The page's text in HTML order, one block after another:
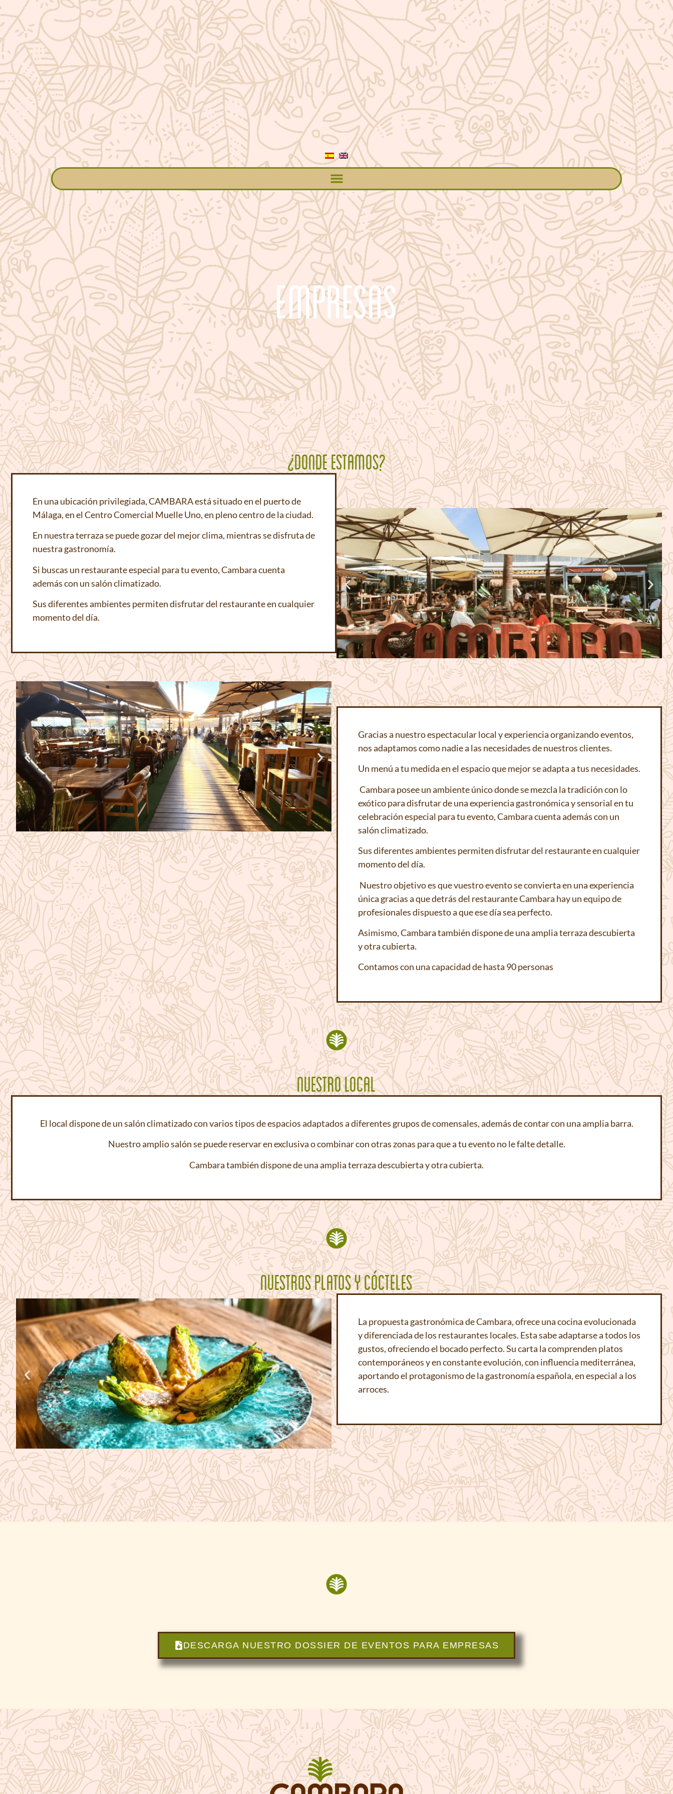
Empresas
¿DONDE ESTAMOS?
En una ubicación privilegiada, CAMBARA está situado en el puerto de
Málaga, en el Centro Comercial Muelle Uno, en pleno centro de la ciudad.
En nuestra terraza se puede gozar del mejor clima, mientras se disfruta de
nuestra gastronomía.
Si buscas un restaurante especial para tu evento, Cambara cuenta
además con un salón climatizado.
Sus diferentes ambientes permiten disfrutar del restaurante en cualquier
momento del día.
Gracias a nuestro espectacular local yexperiencia organizando eventos,
nos adaptamos como nadie a las necesidades de nuestros clientes.
Un menú a tu medida en el espacio que mejor se adapta a tus necesidades.
Cambara posee un ambiente único donde se mezcla la tradición con lo
exótico para disfrutar de una experiencia gastronómica y sensorial en tu
celebraciónespecial para tu evento, Cambara cuenta además con un
salón climatizado.
Sus diferentes ambientes permiten disfrutar del restaurante en cualquier
momento del día.
Nuestro objetivo es que vuestro evento se convierta en una experiencia
única gracias a que detrás del restaurante Cambara hay un equipo de
profesionales dispuesto a que ese día sea perfecto.
Asimismo, Cambara también dispone de una amplia terraza descubierta
y otra cubierta.
Contamos con una capacidad de hasta 90 personas
NUESTRO LOCAL
El local dispone de un salón climatizado con varios tipos de espacios adaptados a diferentes grupos de comensales, además de contar con una amplia barra.
Nuestro amplio salón se puede reservar en exclusiva o combinar con otras zonas para que a tu evento no le falte detalle.
Cambara también dispone de una amplia terraza descubierta y otra cubierta.
NUESTROS PLATOS Y CÓCTELES
La propuesta gastronómica de Cambara, ofrece una cocina evolucionada
y diferenciada de los restaurantes locales. Esta sabe adaptarse a todos los
gustos, ofreciendo el bocado perfecto. Su carta la comprenden platos
contemporáneos y en constante evolución, con influencia mediterránea,
aportando el protagonismo de la gastronomía española, en especial a los
arroces.
DESCARGA NUESTRO DOSSIER DE EVENTOS PARA EMPRESAS